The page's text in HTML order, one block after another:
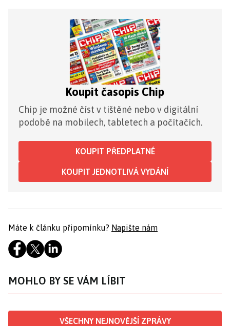
Koupit časopis Chip
Chip je možné číst v tištěné nebo v digitální
podobě na mobilech, tabletech a počítačích.
KOUPIT PŘEDPLATNÉ
KOUPIT JEDNOTLIVÁ VYDÁNÍ
Máte k článku připomínku? Napište nám
MOHLO BY SE VÁM LÍBIT
VŠECHNY NEJNOVĚJŠÍ ZPRÁVY